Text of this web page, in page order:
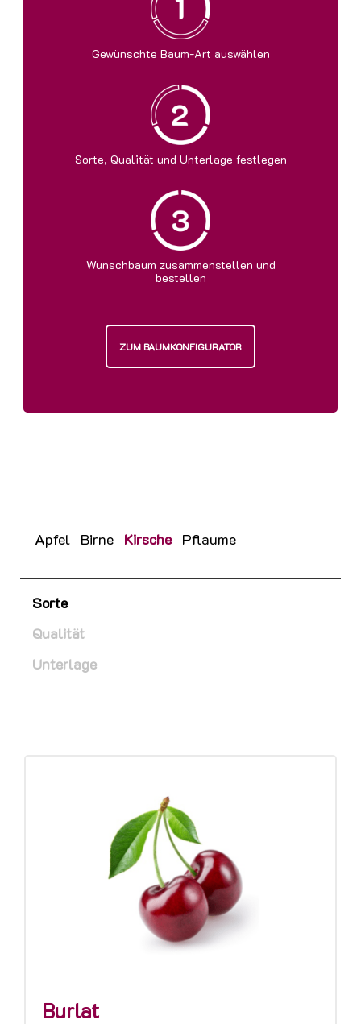
Gewünschte Baum-Art auswählen
Sorte, Qualität und Unterlage festlegen
Wunschbaum zusammenstellen und
bestellen
ZUM BAUMKONFIGURATOR
Apfel Birne Kirsche Pflaume
Sorte
Qualität
Unterlage
Burlat